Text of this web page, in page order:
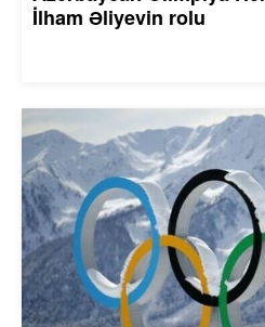
İlham Əliyevin rolu